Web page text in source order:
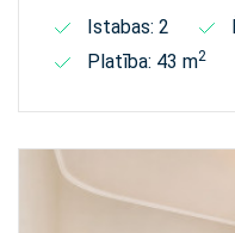
Istabas: 2
Platība: 43 m2